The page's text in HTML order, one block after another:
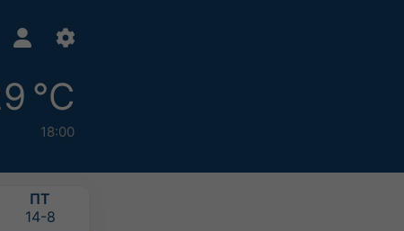
°C
18:00
ПТ
14-8